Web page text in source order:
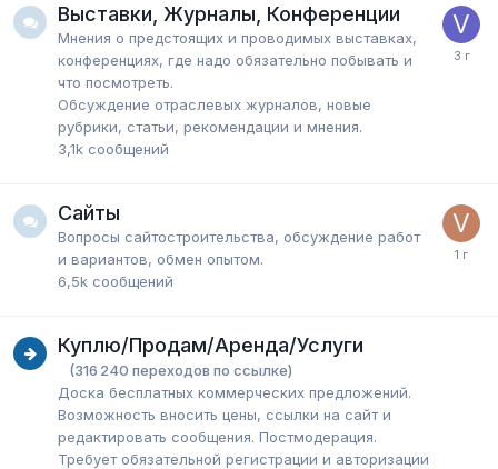
Выставки, Журналы, Конференции
Мнения о предстоящих и проводимых выставках,
конференциях, где надо обязательно побывать и
что посмотреть.
Обсуждение отраслевых журналов, новые
рубрики, статьи, рекомендации и мнения.
3,1k сообщений
Сайты
Вопросы сайтостроительства, обсуждение работ
и вариантов, обмен опытом.
6,5k сообщений
Куплю/Продам/Аренда/Услуги
(316 240 переходов по ссылке)
Доска бесплатных коммерческих предложений.
Возможность вносить цены, ссылки на сайт и
редактировать сообщения. Постмодерация.
Требует обязательной регистрации и авторизации